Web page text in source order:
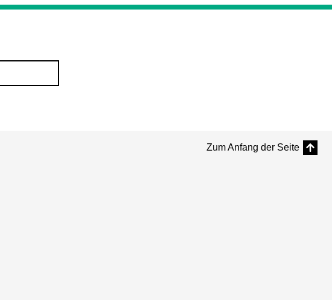
Zum Anfang der Seite